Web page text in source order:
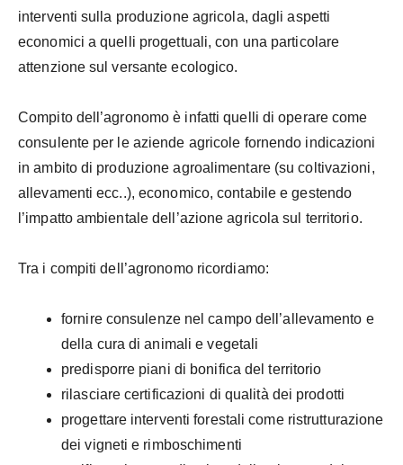
interventi sulla produzione agricola, dagli aspetti
economici a quelli progettuali, con una particolare
attenzione sul versante ecologico.
Compito dell’agronomo è infatti quelli di operare come
consulente per le aziende agricole fornendo indicazioni
in ambito di produzione agroalimentare (su coltivazioni,
allevamenti ecc..), economico, contabile e gestendo
l’impatto ambientale dell’azione agricola sul territorio.
Tra i compiti dell’agronomo ricordiamo:
fornire consulenze nel campo dell’allevamento e
della cura di animali e vegetali
predisporre piani di bonifica del territorio
rilasciare certificazioni di qualità dei prodotti
progettare interventi forestali come ristrutturazione
dei vigneti e rimboschimenti